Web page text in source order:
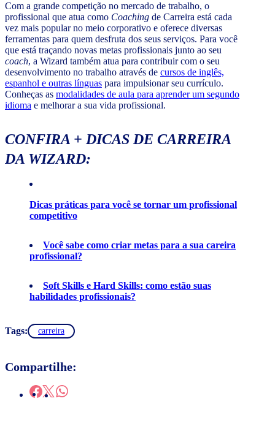
Com a grande competição no mercado de trabalho, o
profissional que atua como Coaching de Carreira está cada
vez mais popular no meio corporativo e oferece diversas
ferramentas para quem desfruta dos seus serviços. Para você
que está traçando novas metas profissionais junto ao seu
coach, a Wizard também atua para contribuir com o seu
desenvolvimento no trabalho através de cursos de inglês,
espanhol e outras línguas para impulsionar seu currículo.
Conheças as modalidades de aula para aprender um segundo
idioma e melhorar a sua vida profissional.
CONFIRA + DICAS DE CARREIRA
DA WIZARD:
Dicas práticas para você se tornar um profissional
competitivo
Você sabe como criar metas para a sua careira
profissional?
Soft Skills e Hard Skills: como estão suas
habilidades profissionais?
Tags: carreira
Compartilhe: